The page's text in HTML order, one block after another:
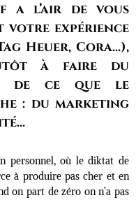
a l’air de vous
expérience
Heuer, Cora…),
à faire du
de ce que le
: du marketing
personnel, où le diktat de
à produire pas cher et en
on part de zéro on n’a pas